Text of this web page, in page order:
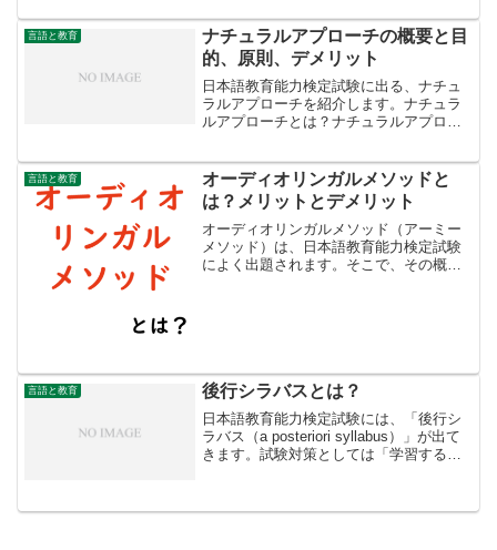
知識として知っておくといいかもしれま
せん。1.「バーンガ（b...
言語と教育
ナチュラルアプローチの概要と目
的、原則、デメリット
日本語教育能力検定試験に出る、ナチュ
ラルアプローチを紹介します。ナチュラ
ルアプローチとは？ナチュラルアプロー
ー・テレルによって開発された言語教育
の方法です。教...
言語と教育
オーディオリンガルメソッドと
は？メリットとデメリット
オーディオリンガルメソッド（アーミー
メソッド）は、日本語教育能力検定試験
によく出題されます。そこで、その概要
言語と教育 後行シラバスとは？
日本語教育能力検定試験には、「後行シ
ラバス（a posteriori syllabus）」が出て
きます。試験対策としては「学習する人